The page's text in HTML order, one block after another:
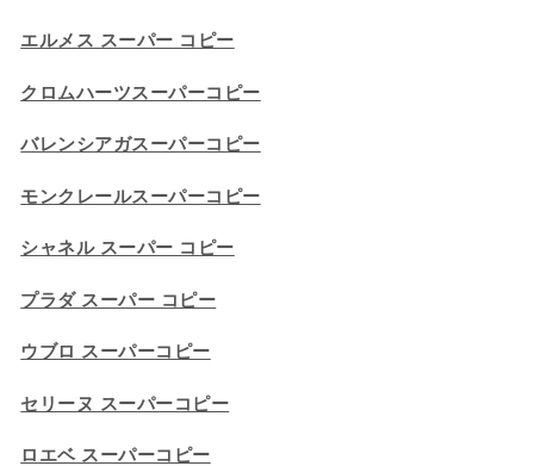
エルメス スーパー コピー
クロムハーツスーパーコピー
バレンシアガスーパーコピー
モンクレールスーパーコピー
シャネル スーパー コピー
プラダ スーパー コピー
ウブロ スーパーコピー
セリーヌ スーパーコピー​
ロエベ スーパーコピー